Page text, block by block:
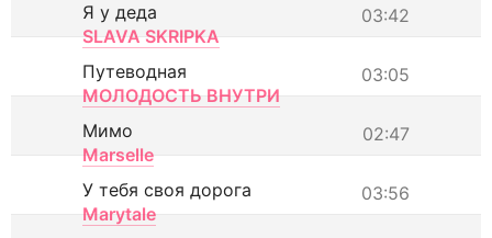
03:42
Я у деда
SLAVA SKRIPKA
03:05
Путеводная
МОЛОДОСТЬ ВНУТРИ
02:47
Мимо
Marselle
03:56
У тебя своя дорога
Marytale